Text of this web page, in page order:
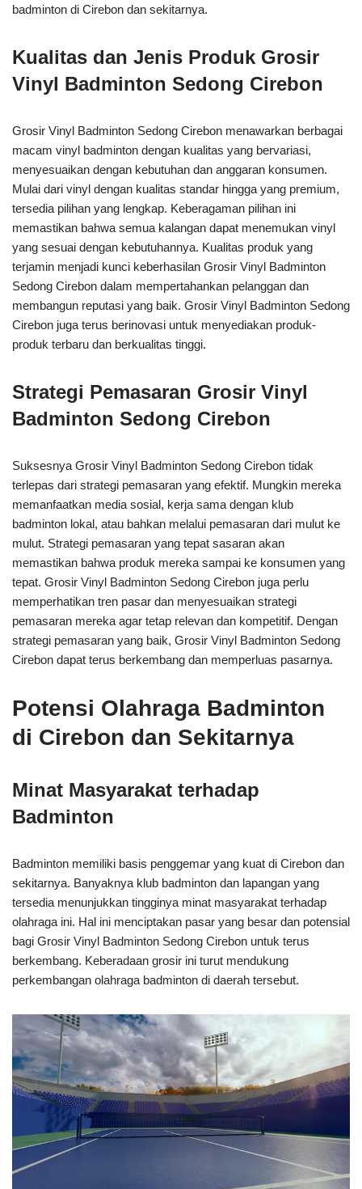
badminton di Cirebon dan sekitarnya.
Kualitas dan Jenis Produk Grosir
Vinyl Badminton Sedong Cirebon
Grosir Vinyl Badminton Sedong Cirebon menawarkan berbagai
macam vinyl badminton dengan kualitas yang bervariasi,
menyesuaikan dengan kebutuhan dan anggaran konsumen.
Mulai dari vinyl dengan kualitas standar hingga yang premium,
tersedia pilihan yang lengkap. Keberagaman pilihan ini
memastikan bahwa semua kalangan dapat menemukan vinyl
yang sesuai dengan kebutuhannya. Kualitas produk yang
terjamin menjadi kunci keberhasilan Grosir Vinyl Badminton
Sedong Cirebon dalam mempertahankan pelanggan dan
membangun reputasi yang baik. Grosir Vinyl Badminton Sedong
Cirebon juga terus berinovasi untuk menyediakan produk-
produk terbaru dan berkualitas tinggi.
Strategi Pemasaran Grosir Vinyl
Badminton Sedong Cirebon
Suksesnya Grosir Vinyl Badminton Sedong Cirebon tidak
terlepas dari strategi pemasaran yang efektif. Mungkin mereka
memanfaatkan media sosial, kerja sama dengan klub
badminton lokal, atau bahkan melalui pemasaran dari mulut ke
mulut. Strategi pemasaran yang tepat sasaran akan
memastikan bahwa produk mereka sampai ke konsumen yang
tepat. Grosir Vinyl Badminton Sedong Cirebon juga perlu
memperhatikan tren pasar dan menyesuaikan strategi
pemasaran mereka agar tetap relevan dan kompetitif. Dengan
strategi pemasaran yang baik, Grosir Vinyl Badminton Sedong
Cirebon dapat terus berkembang dan memperluas pasarnya.
Potensi Olahraga Badminton
di Cirebon dan Sekitarnya
Minat Masyarakat terhadap
Badminton
Badminton memiliki basis penggemar yang kuat di Cirebon dan
sekitarnya. Banyaknya klub badminton dan lapangan yang
tersedia menunjukkan tingginya minat masyarakat terhadap
olahraga ini. Hal ini menciptakan pasar yang besar dan potensial
bagi Grosir Vinyl Badminton Sedong Cirebon untuk terus
berkembang. Keberadaan grosir ini turut mendukung
perkembangan olahraga badminton di daerah tersebut.